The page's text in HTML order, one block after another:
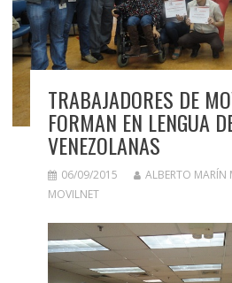
TRABAJADORES DE
FORMAN EN LENGUA
VENEZOLANAS
06/09/2015
ALBERTO MARÍN
MOVILNET